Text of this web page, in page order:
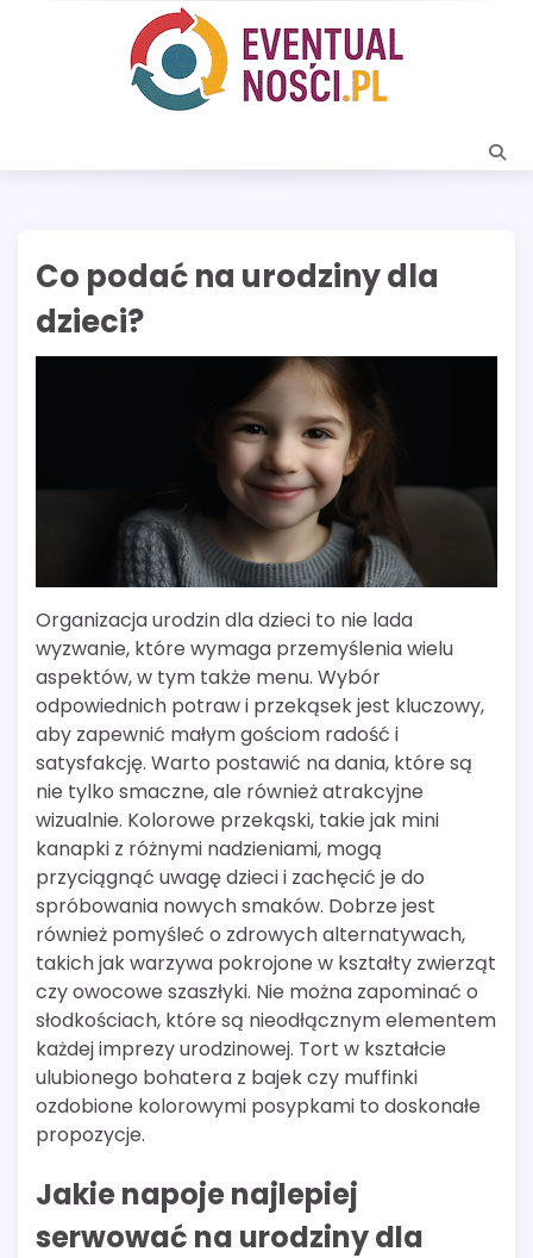
Co podać na urodziny dla
dzieci?
Organizacja urodzin dla dzieci to nie lada
wyzwanie, które wymaga przemyślenia wielu
aspektów, w tym także menu. Wybór
odpowiednich potraw i przekąsek jest kluczowy,
aby zapewnić małym gościom radość i
satysfakcję. Warto postawić na dania, które są
nie tylko smaczne, ale również atrakcyjne
wizualnie. Kolorowe przekąski, takie jak mini
kanapki z różnymi nadzieniami, mogą
przyciągnąć uwagę dzieci i zachęcić je do
spróbowania nowych smaków. Dobrze jest
również pomyśleć o zdrowych alternatywach,
takich jak warzywa pokrojone w kształty zwierząt
czy owocowe szaszłyki. Nie można zapominać o
słodkościach, które są nieodłącznym elementem
każdej imprezy urodzinowej. Tort w kształcie
ulubionego bohatera z bajek czy muffinki
ozdobione kolorowymi posypkami to doskonałe
propozycje.
Jakie napoje najlepiej
serwować na urodziny dla